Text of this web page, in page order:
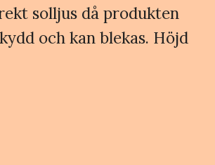
solljus då produkten
och kan blekas. Höjd